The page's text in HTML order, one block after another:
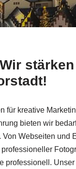
für kreative
bieten wir
Webseiten und
professionell.